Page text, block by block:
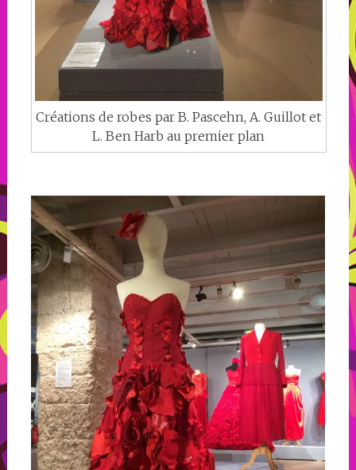
Créations de robes par B. Pascehn, A. Guillot et
L. Ben Harb au premier plan